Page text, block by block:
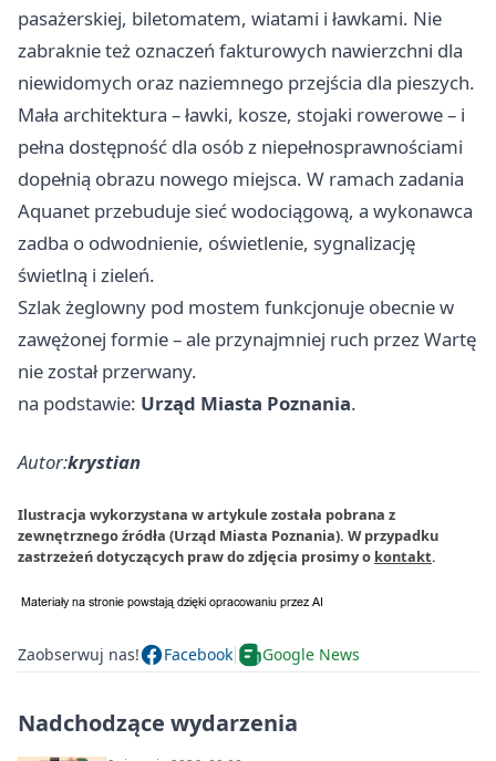
pasażerskiej, biletomatem, wiatami i ławkami. Nie
zabraknie też oznaczeń fakturowych nawierzchni dla
niewidomych oraz naziemnego przejścia dla pieszych.
Mała architektura – ławki, kosze, stojaki rowerowe – i
pełna dostępność dla osób z niepełnosprawnościami
dopełnią obrazu nowego miejsca. W ramach zadania
Aquanet przebuduje sieć wodociągową, a wykonawca
zadba o odwodnienie, oświetlenie, sygnalizację
świetlną i zieleń.
Szlak żeglowny pod mostem funkcjonuje obecnie w
zawężonej formie – ale przynajmniej ruch przez Wartę
nie został przerwany.
na podstawie: Urząd Miasta Poznania.
Autor:krystian
Ilustracja wykorzystana w artykule została pobrana z
zewnętrznego źródła (Urząd Miasta Poznania). W przypadku
zastrzeżeń dotyczących praw do zdjęcia prosimy o kontakt.
Zaobserwuj nas! Facebook Google News
Nadchodzące wydarzenia